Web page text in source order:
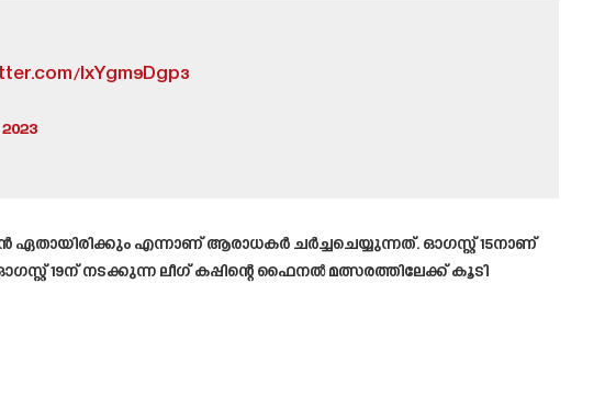
IxYgm9Dgp3
ഏതായിരിക്കും എന്നാണ് ആരാധകർ ചർച്ചചെയ്യുന്നത്. ഓഗസ്റ്റ് 15നാണ്
19ന് നടക്കുന്ന ലീഗ് കപ്പിന്റെ ഫൈനൽ മത്സരത്തിലേക്ക് കൂടി